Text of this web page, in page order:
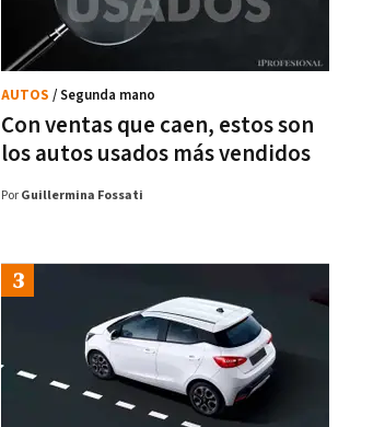
Con ventas que caen, estos son
los autos usados más vendidos
AUTOS / Segunda mano
Por Guillermina Fossati